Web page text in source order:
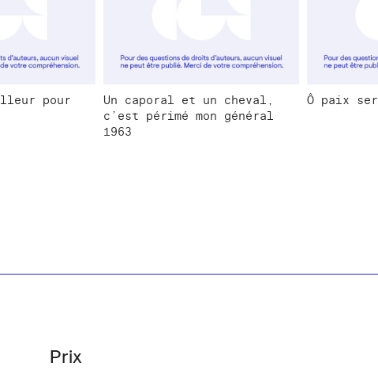
pour
Un caporal et un cheval,
c’est périmé mon général
1963
Ô paix
Prix